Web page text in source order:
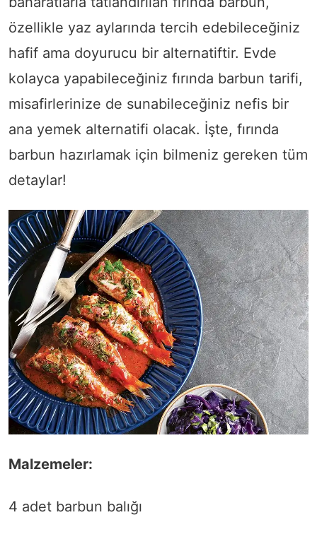
özellikle yaz aylarında tercih edebileceğiniz
hafif ama doyurucu bir alternatiftir. Evde
kolayca yapabileceğiniz fırında barbun tarifi,
misafirlerinize de sunabileceğiniz nefis bir
ana yemek alternatifi olacak. İşte, fırında
barbun hazırlamak için bilmeniz gereken tüm
detaylar!
Malzemeler:
4 adet barbun balığı